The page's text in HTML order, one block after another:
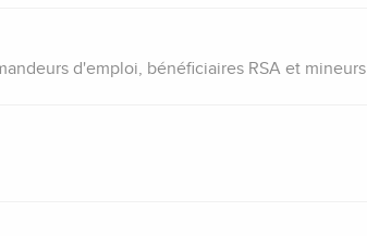
d'emploi, bénéficiaires RSA et mineurs